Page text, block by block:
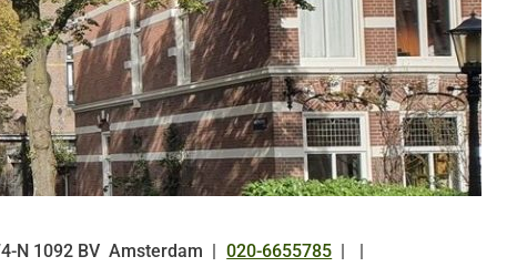
N 1092 BV Amsterdam Tel:
020-6655785